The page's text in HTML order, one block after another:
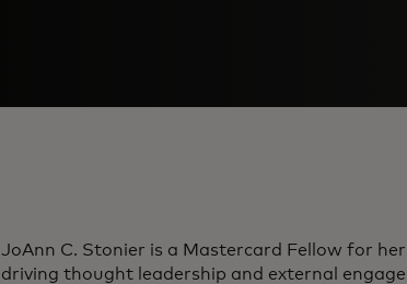
JoAnn C. Stonier is a Mastercard Fellow for
driving thought leadership and external